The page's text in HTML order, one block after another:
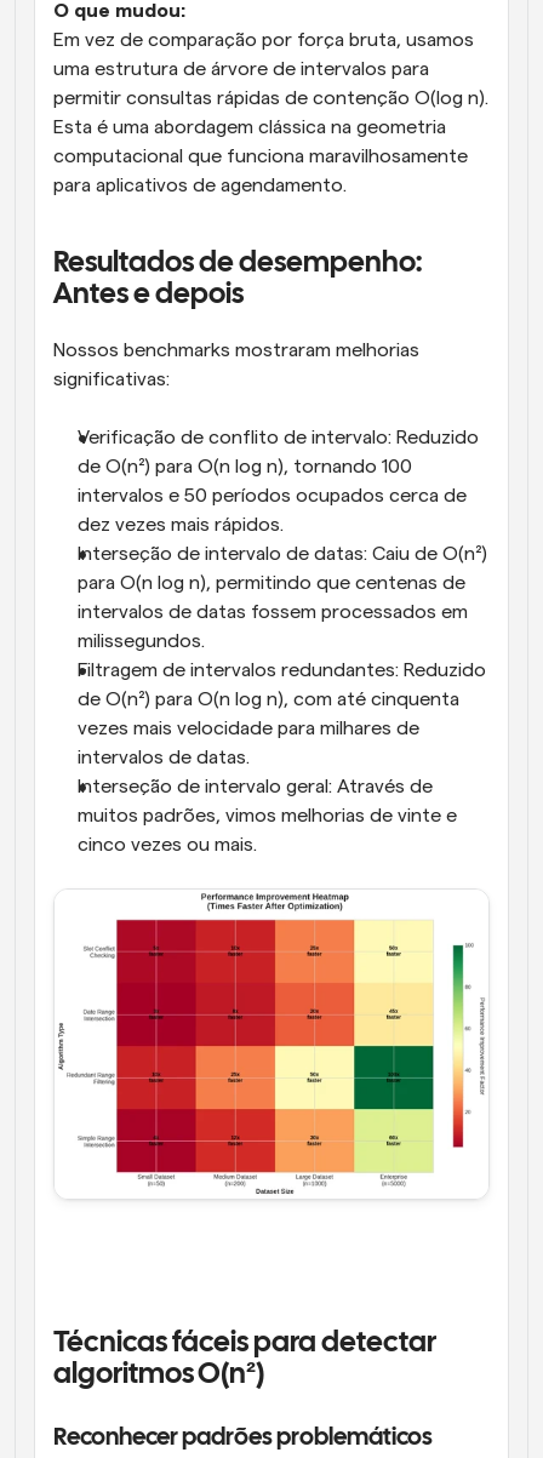
O que mudou:
Em vez de comparação por força bruta, usamos
uma estrutura de árvore de intervalos para
permitir consultas rápidas de contenção O(log n).
Esta é uma abordagem clássica na geometria
computacional que funciona maravilhosamente
para aplicativos de agendamento.
Resultados de desempenho:
Antes e depois
Nossos benchmarks mostraram melhorias
significativas:
Verificação de conflito de intervalo: Reduzido
de O(n²) para O(n log n), tornando 100
intervalos e 50 períodos ocupados cerca de
dez vezes mais rápidos.
Interseção de intervalo de datas: Caiu de O(n²)
para O(n log n), permitindo que centenas de
intervalos de datas fossem processados em
milissegundos.
Filtragem de intervalos redundantes: Reduzido
de O(n²) para O(n log n), com até cinquenta
vezes mais velocidade para milhares de
intervalos de datas.
Interseção de intervalo geral: Através de
muitos padrões, vimos melhorias de vinte e
cinco vezes ou mais.
Técnicas fáceis para detectar
algoritmos O(n²)
Reconhecer padrões problemáticos